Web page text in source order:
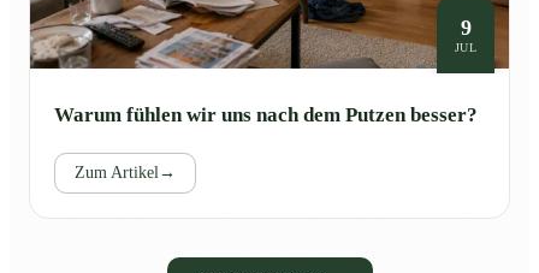
9
JUL
Warum fühlen wir uns nach dem Putzen besser?
Zum Artikel→